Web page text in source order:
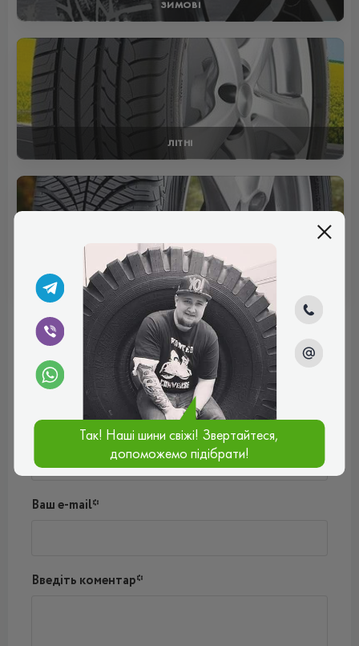
ЗИМОВІ
ЛІТНІ
ВСЕСЕЗОННІ
Відгуки (0)
Поки немає коментарів
Написати коментар
Ім'я*
Ваш e-mail*
Введіть коментар*
Так! Наші шини свіжі! Звертайтеся,
допоможемо підібрати!